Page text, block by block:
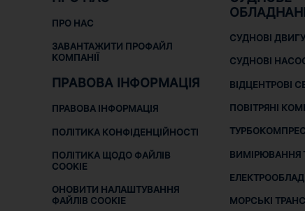
ПРО НАС
ЗАВАНТАЖИТИ ПРОФАЙЛ
КОМПАНІЇ
ПРАВОВА ІНФОРМАЦІЯ
ПРАВОВА ІНФОРМАЦІЯ
ПОЛІТИКА КОНФІДЕНЦІЙНОСТІ
ПОЛІТИКА ЩОДО ФАЙЛІВ
COOKIE
ОНОВИТИ НАЛАШТУВАННЯ
ФАЙЛІВ COOKIE
СУДНОВІ
СУДНОВІ
ВІДЦЕНТРОВІ
ПОВІТРЯНІ
ВИМІРЮВАННЯ
МОРСЬКІ